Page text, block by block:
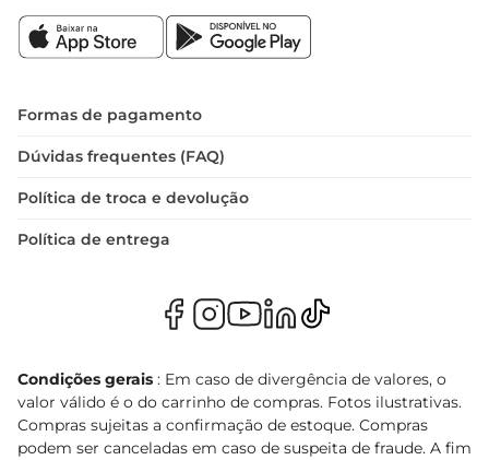
Formas de pagamento
Dúvidas frequentes (FAQ)
Política de troca e devolução
Política de entrega
Condições gerais : Em caso de divergência de valores, o
valor válido é o do carrinho de compras. Fotos ilustrativas.
Compras sujeitas a confirmação de estoque. Compras
podem ser canceladas em caso de suspeita de fraude. A fim